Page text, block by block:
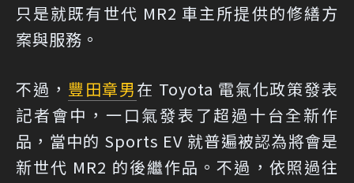
只是就既有世代 MR2 車主所提供的修繕方
案與服務。
不過， 豐田章男在 Toyota 電氣化政策發表
記者會中，一口氣發表了超過十台全新作
品，當中的 Sports EV 就普遍被認為將會是
新世代 MR2 的後繼作品。不過，依照過往